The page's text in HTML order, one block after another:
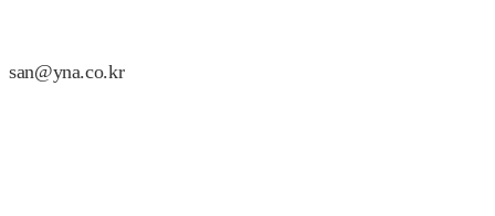
san@yna.co.kr